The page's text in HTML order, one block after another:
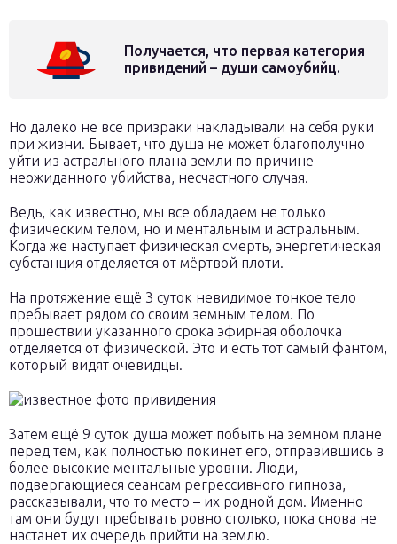
Получается, что первая категория
привидений – души самоубийц.
Но далеко не все призраки накладывали на себя руки
при жизни. Бывает, что душа не может благополучно
уйти из астрального плана земли по причине
неожиданного убийства, несчастного случая.
Ведь, как известно, мы все обладаем не только
физическим телом, но и ментальным и астральным.
Когда же наступает физическая смерть, энергетическая
субстанция отделяется от мёртвой плоти.
На протяжение ещё 3 суток невидимое тонкое тело
пребывает рядом со своим земным телом. По
прошествии указанного срока эфирная оболочка
отделяется от физической. Это и есть тот самый фантом,
который видят очевидцы.
Затем ещё 9 суток душа может побыть на земном плане
перед тем, как полностью покинет его, отправившись в
более высокие ментальные уровни. Люди,
подвергающиеся сеансам регрессивного гипноза,
рассказывали, что то место – их родной дом. Именно
там они будут пребывать ровно столько, пока снова не
настанет их очередь прийти на землю.